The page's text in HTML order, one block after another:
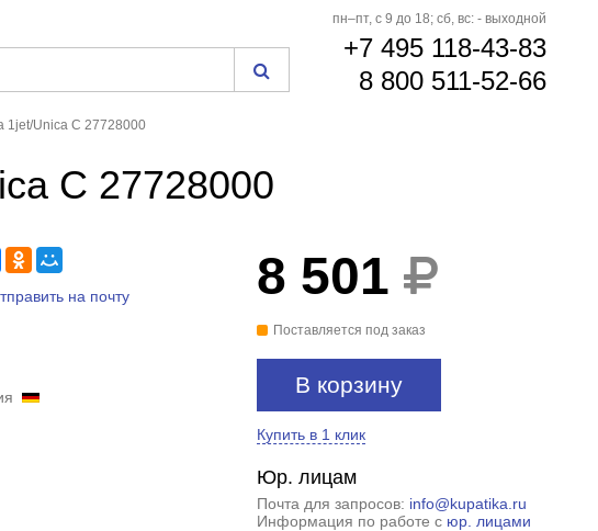
пн–пт, с 9 до 18; сб, вс: - выходной
+7 495 118-43-83
8 800 511-52-66
1jet/Unica С 27728000
С 27728000
на почту 8 501
Поставляется под заказ
В корзину
Купить в 1 клик
Юр. лицам
Почта для запросов: info@kupatika.ru
Информация по работе с юр. лицами